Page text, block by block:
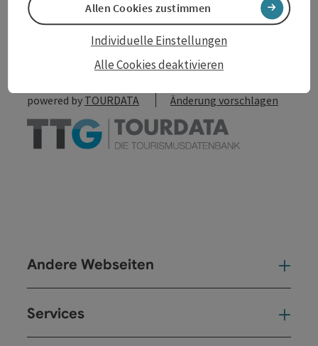
zum Merkzettel
PDF erstellen
In der Nähe
powered by TOURDATA Änderung vorschlagen
Andere Webseiten
Services
Alle Cookies deaktivieren
Individuelle Einstellungen
Allen Cookies zustimmen